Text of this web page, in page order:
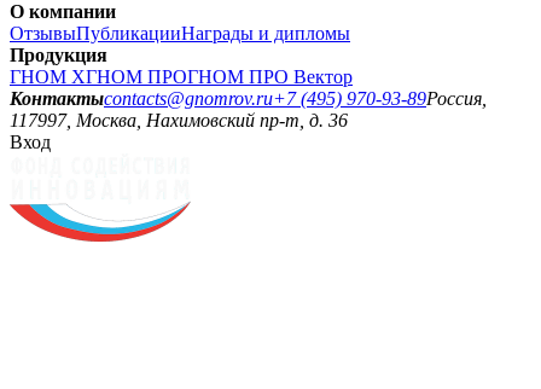
О компании
ОтзывыПубликацииНаграды и дипломы
Продукция
ГНОМ XГНОМ ПРОГНОМ ПРО Вектор
Контактыcontacts@gnomrov.ru+7 (495) 970-93-89Россия,
117997, Москва, Нахимовский пр-т, д. 36
Вход